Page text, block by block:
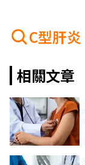
C型肝炎
相關文章